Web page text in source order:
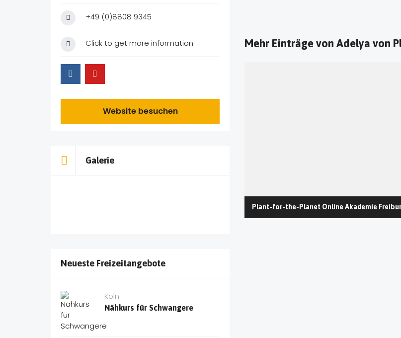
Blog & Magazin
Mehr Einträge von Adelya von
+49 (0)8808 9345
Click to get more information
Website besuchen
Galerie
Neueste Freizeitangebote
Köln
Nähkurs für Schwangere